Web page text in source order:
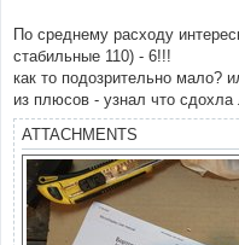
По среднему расходу
стабильные 110) - 6!!!
как то подозрительно мало?
из плюсов - узнал что
ATTACHMENTS